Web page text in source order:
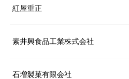
紅屋重正
素井興食品工業株式会社
石増製菓有限会社